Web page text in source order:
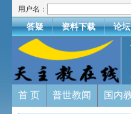
用户名：
答疑 资料下载 论坛
首 页 普世教闻 国内